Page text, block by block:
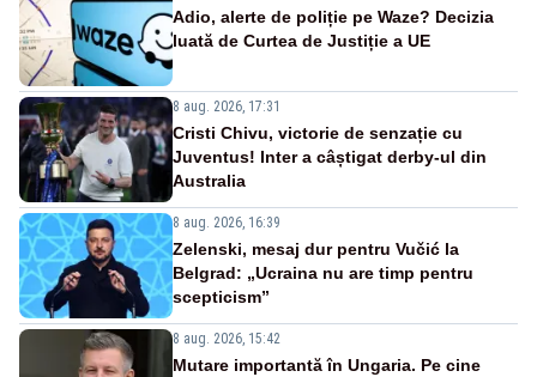
Adio, alerte de poliție pe Waze? Decizia
luată de Curtea de Justiție a UE
8 aug. 2026, 17:31
Cristi Chivu, victorie de senzație cu
Juventus! Inter a câștigat derby-ul din
Australia
8 aug. 2026, 16:39
Zelenski, mesaj dur pentru Vučić la
Belgrad: „Ucraina nu are timp pentru
scepticism”
8 aug. 2026, 15:42
Mutare importantă în Ungaria. Pe cine